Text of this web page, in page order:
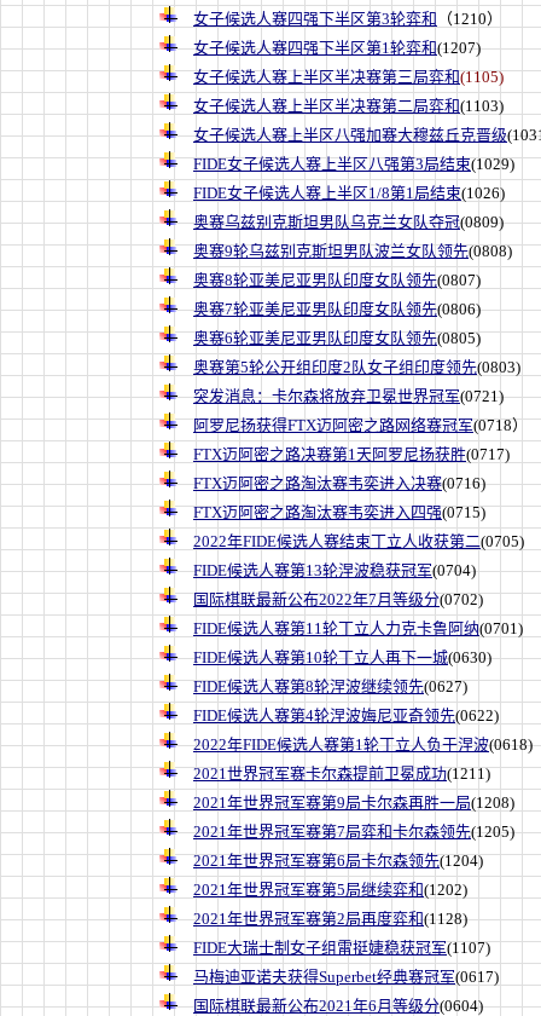
女子候选人赛四强下半区第3轮弈和
（1210）
女子候选人赛四强下半区第1轮弈和(1207)
女子候选人赛上半区半决赛第三局弈和(1105)
女子候选人赛上半区半决赛第二局弈和(1103)
女子候选人赛上半区八强加赛大穆兹丘克晋级
FIDE女子候选人赛上半区八强第3局结束(1029)
FIDE女子候选人赛上半区1/8第1局结束(1026)
奥赛乌兹别克斯坦男队乌克兰女队夺冠(0809)
奥赛9轮乌兹别克斯坦男队波兰女队领先(0808)
奥赛8轮亚美尼亚男队印度女队领先(0807)
奥赛7轮亚美尼亚男队印度女队领先(0806)
奥赛6轮亚美尼亚男队印度女队领先(0805)
奥赛第5轮公开组印度2队女子组印度领先(0803)
突发消息：卡尔森将放弃卫冕世界冠军(0721)
阿罗尼扬获得FTX迈阿密之路网络赛冠军(0718）
FTX迈阿密之路决赛第1天阿罗尼扬获胜(0717)
FTX迈阿密之路淘汰赛韦奕进入决赛(0716)
FTX迈阿密之路淘汰赛韦奕进入四强(0715)
2022年FIDE候选人赛结束丁立人收获第二(0705)
FIDE候选人赛第13轮涅波稳获冠军(0704)
国际棋联最新公布2022年7月等级分(0702)
FIDE候选人赛第11轮丁立人力克卡鲁阿纳(0701)
FIDE候选人赛第10轮丁立人再下一城(0630)
FIDE候选人赛第8轮涅波继续领先(0627)
FIDE候选人赛第4轮涅波娒尼亚奇领先(0622)
2022年FIDE候选人赛第1轮丁立人负于涅波(0618)
2021世界冠军赛卡尔森提前卫冕成功(1211)
2021年世界冠军赛第9局卡尔森再胜一局(1208)
2021年世界冠军赛第7局弈和卡尔森领先(1205)
2021年世界冠军赛第6局卡尔森领先(1204)
2021年世界冠军赛第5局继续弈和(1202)
2021年世界冠军赛第2局再度弈和(1128)
FIDE大瑞士制女子组雷挺婕稳获冠军(1107)
马梅迪亚诺夫获得Superbet经典赛冠军(0617)
国际棋联最新公布2021年6月等级分(0604)